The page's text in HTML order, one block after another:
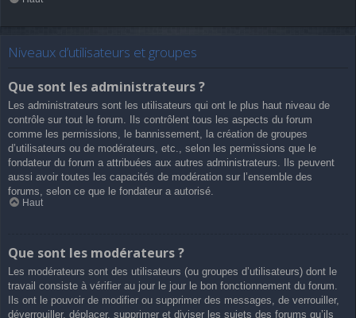
Niveaux d’utilisateurs et groupes
Que sont les administrateurs ?
Les administrateurs sont les utilisateurs qui ont le plus haut niveau de
contrôle sur tout le forum. Ils contrôlent tous les aspects du forum
comme les permissions, le bannissement, la création de groupes
d’utilisateurs ou de modérateurs, etc., selon les permissions que le
fondateur du forum a attribuées aux autres administrateurs. Ils peuvent
aussi avoir toutes les capacités de modération sur l’ensemble des
forums, selon ce que le fondateur a autorisé.
Haut
Que sont les modérateurs ?
Les modérateurs sont des utilisateurs (ou groupes d’utilisateurs) dont le
travail consiste à vérifier au jour le jour le bon fonctionnement du forum.
Ils ont le pouvoir de modifier ou supprimer des messages, de verrouiller,
déverrouiller, déplacer, supprimer et diviser les sujets des forums qu’ils